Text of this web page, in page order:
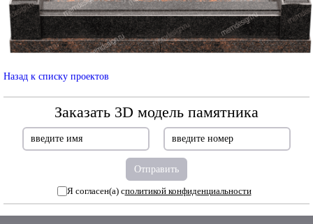
Назад к списку проектов
Заказать 3D модель памятника
Я согласен(а) сполитикой конфиденциальности